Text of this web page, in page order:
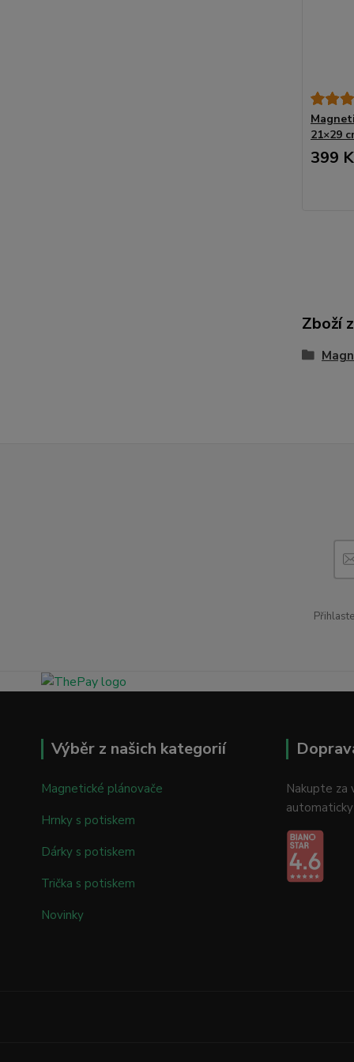
21×29
399
Zboží
Výběr z našich kategorií
Magnetické plánovače
Hrnky s potiskem
Dárky s potiskem
Trička s potiskem
Novinky
Nakupte za